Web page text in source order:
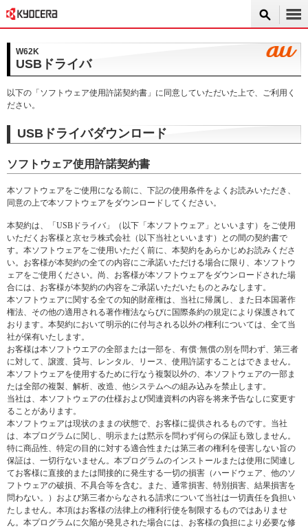
W62K
USBドライバ
以下の「ソフトウェア使用許諾契約書」に同意していただいた上で、ご利用く
ださい。
USBドライバダウンロード
ソフトウェア使用許諾契約書
本ソフトウェアをご使用になる前に、下記の使用条件をよくお読みいただき、
同意の上で本ソフトウェアをダウンロードしてください。
本契約は、「USBドライバ」（以下「本ソフトウェア」といいます）をご使用
いただくお客様と京セラ株式会社（以下当社といいます）との間の契約書で
す。本ソフトウェアをご使用いただく前に、本契約をあらかじめお読みくださ
い。お客様が本契約の全ての内容にご承諾いただける場合に限り、本ソフトウ
ェアをご使用ください。尚、お客様が本ソフトウェアをダウンロードされた場
合には、お客様が本契約の内容をご承諾いただいたものとみなします。
本ソフトウェアに関する全ての知的財産権は、当社に帰属し、また日本国著作
権法、その他の適用される著作権法ならびに国際条約の規定により保護されて
おります。本契約において明示的に付与される以外の権利については、全て当
社が保有いたします。
お客様は本ソフトウエアの全部または一部を、有償·無償の別を問わず、第三者
に対して、譲渡、貸与、レンタル、リース、使用許諾することはできません。
本ソフトウェアを使用するために行なう複製以外の、本ソフトウェアの一部ま
たは全部の複製、解析、改造、他システムへの組み込みを禁止します。
当社は、本ソフトウェアの仕様および関連資料の内容を将来予告なしに変更す
ることがあります。
本ソフトウェアは現状のままの状態で、お客様に提供されるものです。当社
は、本プログラムに関し、明示または黙示を問わず何らの保証も致しません。
特に商品性、特定の目的に対する適合性または第三者の権利を侵害しない旨の
保証は、一切行ないません。本プログラムのインストールまたは使用に関連し
てお客様に直接的または間接的に発生する一切の損害（ハードウェア、他のソ
フトウェアの破損、不具合等を含む。また、通常損害、特別損害、結果損害を
問わない。）および第三者からなされる請求について当社は一切責任を負担い
たしません。本項はお客様の法律上の権利行使を制限するものではありませ
ん。本プログラムに欠陥が発見された場合には、お客様の負担により必要な修